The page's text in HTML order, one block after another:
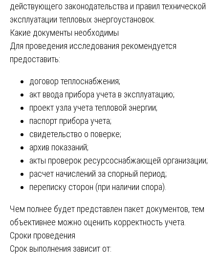
действующего законодательства и правил технической
эксплуатации тепловых энергоустановок.
Какие документы необходимы
Для проведения исследования рекомендуется
предоставить:
договор теплоснабжения;
акт ввода прибора учета в эксплуатацию;
проект узла учета тепловой энергии;
паспорт прибора учета;
свидетельство о поверке;
архив показаний;
акты проверок ресурсоснабжающей организации;
расчет начислений за спорный период;
переписку сторон (при наличии спора).
Чем полнее будет представлен пакет документов, тем
объективнее можно оценить корректность учета.
Сроки проведения
Срок выполнения зависит от: